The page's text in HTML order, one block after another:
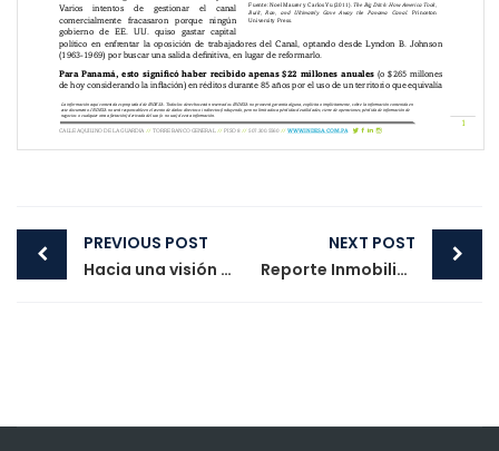
Post
navigation
PREVIOUS POST
Hacia una visión económica y social de Panamá
NEXT POST
Reporte Inmobiliario Q4 2023 – Analítica inmobiliaria y comercial